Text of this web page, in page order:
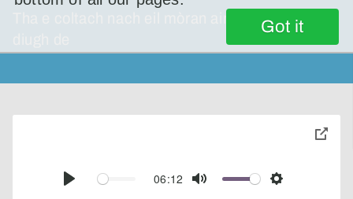
Got it
Tha e coltach nach eil mòran air fhàgail an-
Play
06:12
Mute Settings
toggle